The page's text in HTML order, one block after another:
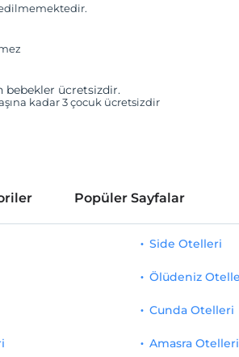
bebekler ücretsizdir.
kadar 3 çocuk ücretsizdir
Popüler Sayfalar
Side Otelleri
Ölüdeniz
Cunda Otelleri
Amasra Otelleri